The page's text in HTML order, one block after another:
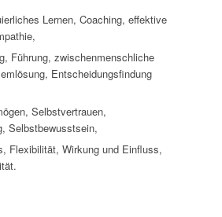
Lernen, Coaching, effektive
Führung, zwischenmenschliche
Entscheidungsfindung
Selbstvertrauen,
Selbstbewusstsein,
Flexibilität, Wirkung und Einfluss,